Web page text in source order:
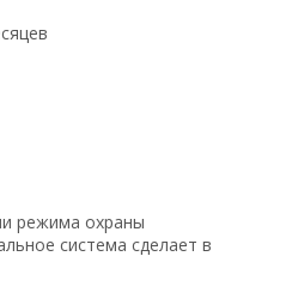
режима охраны
система сделает в